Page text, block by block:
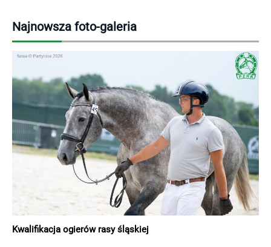
Najnowsza foto-galeria
Kwalifikacja ogierów rasy śląskiej